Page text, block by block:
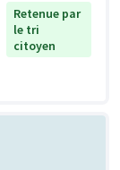
Retenue par
le tri
citoyen